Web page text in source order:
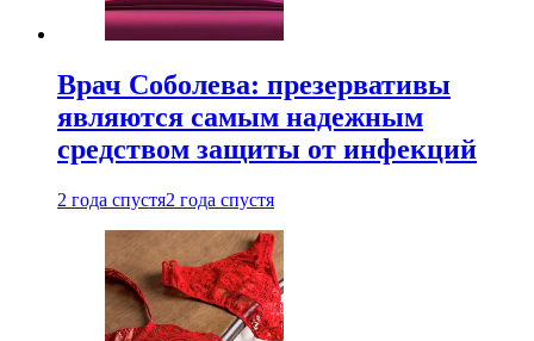
Врач Соболева: презервативы
являются самым надежным
средством защиты от инфекций
2 года спустя2 года спустя